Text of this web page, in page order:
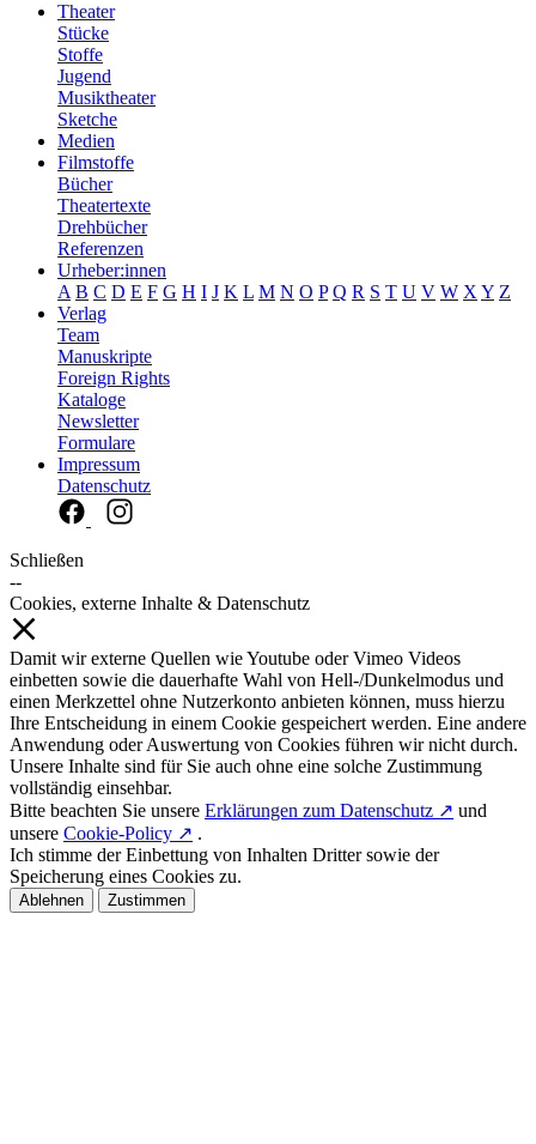
Theater
Stücke
Stoffe
Jugend
Musiktheater
Sketche
Medien
Filmstoffe
Bücher
Theatertexte
Drehbücher
Referenzen
Urheber:innen
A B C D E F G H I J K L M N O P Q R S T U V W X Y Z
Verlag
Team
Manuskripte
Foreign Rights
Kataloge
Newsletter
Formulare
Impressum
Datenschutz
Schließen
--
Cookies, externe Inhalte & Datenschutz
Damit wir externe Quellen wie Youtube oder Vimeo Videos
einbetten sowie die dauerhafte Wahl von Hell-/Dunkelmodus und
einen Merkzettel ohne Nutzerkonto anbieten können, muss hierzu
Ihre Entscheidung in einem Cookie gespeichert werden. Eine andere
Anwendung oder Auswertung von Cookies führen wir nicht durch.
Unsere Inhalte sind für Sie auch ohne eine solche Zustimmung
vollständig einsehbar.
Bitte beachten Sie unsere Erklärungen zum Datenschutz ↗ und
unsere Cookie-Policy ↗ .
Ich stimme der Einbettung von Inhalten Dritter sowie der
Speicherung eines Cookies zu.
Ablehnen Zustimmen